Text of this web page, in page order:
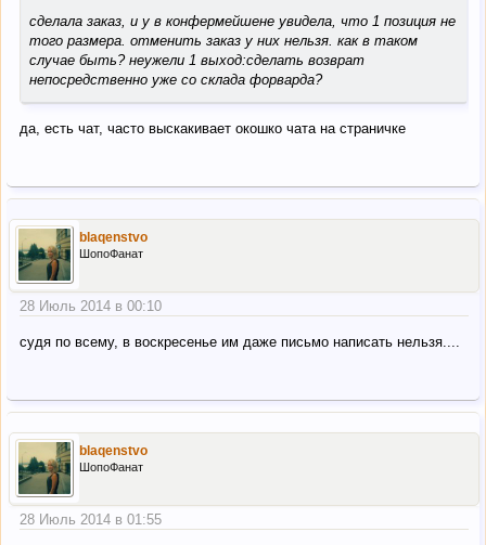
сделала заказ, и у в конфермейшене увидела, что 1 позиция не
того размера. отменить заказ у них нельзя. как в таком
случае быть? неужели 1 выход:сделать возврат
непосредственно уже со склада форварда?
да, есть чат, часто выскакивает окошко чата на страничке
blaqenstvo
ШопоФанат
28 Июль 2014 в 00:10
судя по всему, в воскресенье им даже письмо написать нельзя....
blaqenstvo
ШопоФанат
28 Июль 2014 в 01:55